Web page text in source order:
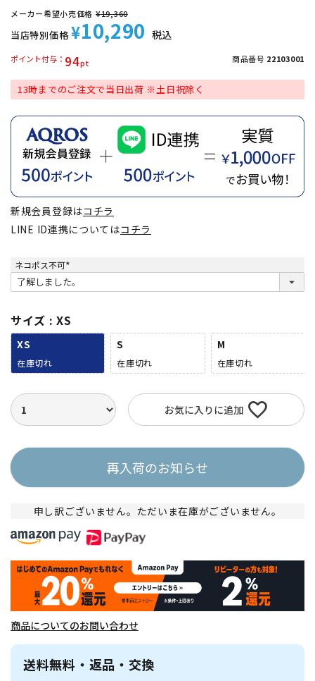
メーカー希望小売価格 ¥19,360
当店特別価格 ¥10,290 税込
94
ポイント付与 商品番号 22103001
13時までのご注文で当日出荷 ※土日祝除く
新規会員登録はコチラ
LINE ID連携についてはコチラ
ネコポス不可
(
必
須
サイズ XS
XS
在庫切れ
S
在庫切れ
M
在庫切れ
お気に入りに追加
再入荷のお知らせ
申し訳ございません。ただいま在庫がございません。
商品についてのお問い合わせ
送料無料・返品・交換